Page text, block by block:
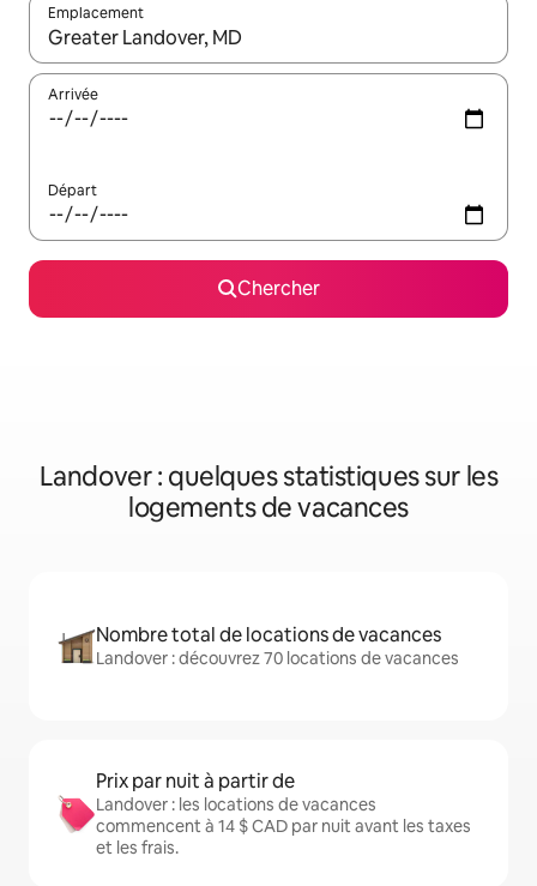
Emplacement
Quand les résultats sont affichés, parcourez-les en utilisant
Arrivée
Départ
Chercher
Landover : quelques statistiques sur les
logements de vacances
Nombre total de locations de vacances
Landover : découvrez 70 locations de vacances
Prix par nuit à partir de
Landover : les locations de vacances
commencent à 14 $ CAD par nuit avant les taxes
et les frais.